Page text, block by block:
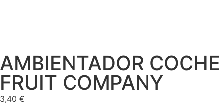
AMBIENTADOR COCHE
FRUIT COMPANY
3,40 €